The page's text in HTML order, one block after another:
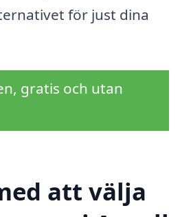
för just dina
gratis och utan
att välja